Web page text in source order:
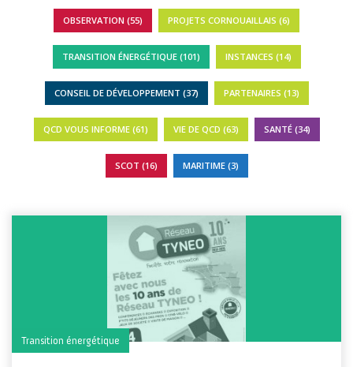
OBSERVATION (55) PROJETS CORNOUAILLAIS (6)
TRANSITION ÉNERGÉTIQUE (101) INSTANCES (14)
CONSEIL DE DÉVELOPPEMENT (37) PARTENAIRES (13)
QCD VOUS INFORME (61) VIE DE QCD (63) SANTÉ (34)
SCOT (16) MARITIME (3)
Transition énergétique